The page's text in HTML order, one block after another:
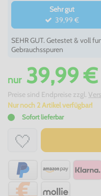
Sehr gut
39,99 €
SEHR GUT. Getestet & voll
Gebrauchsspuren
nur39,99 €
Preise sind Endpreise zzgl.
Nur noch 2 Artikel verfügbar!
Sofort lieferbar